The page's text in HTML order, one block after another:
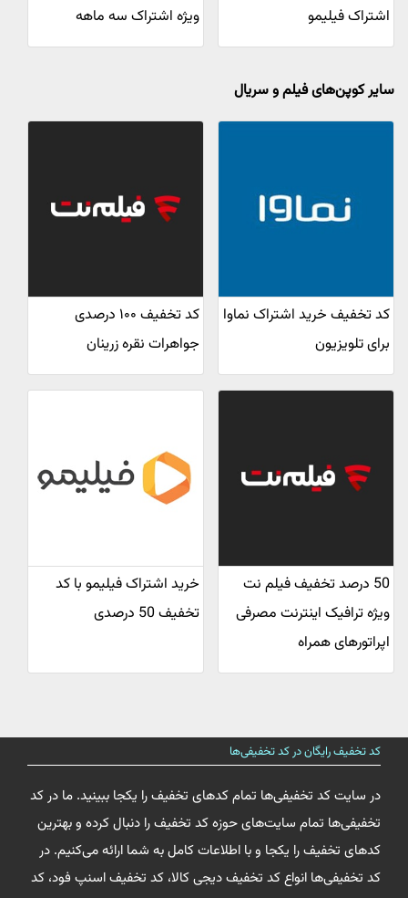
اشتراک فیلیمو
ویژه اشتراک سه ماهه
سایر کوپن‌های فیلم و سریال
کد تخفیف خرید اشتراک نماوا
برای تلویزیون
کد تخفیف ۱۰۰ درصدی
جواهرات نقره زرینان
50 درصد تخفیف فیلم نت
ویژه ترافیک اینترنت مصرفی
اپراتورهای همراه
خرید اشتراک فیلیمو با کد
تخفیف 50 درصدی
کد تخفیف رایگان در کد تخفیفی‌ها
در سایت کد تخفیفی‌ها تمام کدهای تخفیف را یکجا ببینید. ما در کد
تخفیفی‌ها تمام سایت‌های حوزه کد تخفیف را دنبال کرده و بهترین
کدهای تخفیف را یکجا و با اطلاعات کامل به شما ارائه می‌کنیم. در
کد تخفیفی‌ها انواع کد تخفیف دیجی کالا، کد تخفیف اسنپ فود، کد